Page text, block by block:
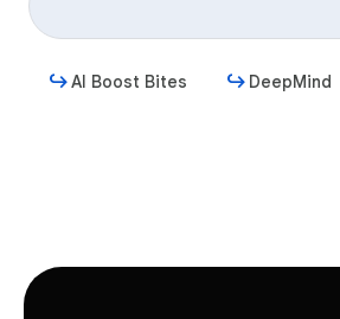
AI Boost Bites DeepMind